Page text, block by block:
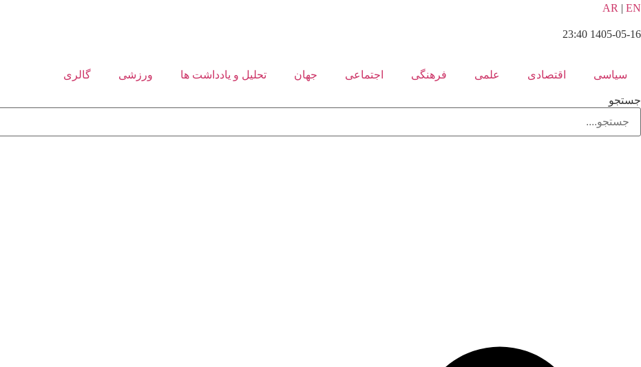
پرش
محتوا
AR | EN
1405-05-16 23:40
سیاسی اقتصادی علمی فرهنگی اجتماعی جهان تحلیل و یادداشت ها ورزشی گالری
جستجو